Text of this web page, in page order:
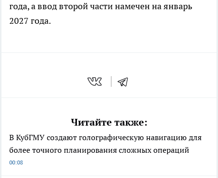
года, а ввод второй части намечен на январь
2027 года.
Читайте также:
В КубГМУ создают голографическую навигацию для
более точного планирования сложных операций
00:08